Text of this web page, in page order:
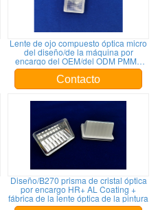
Lente de ojo compuesto óptica micro
del diseño/de la máquina por
encargo del OEM/del ODM PMMA
29.6x24.8x10.9
Contacto
Diseño/B270 prisma de cristal óptica
por encargo HR+ AL Coating +
fábrica de la lente óptica de la pintura